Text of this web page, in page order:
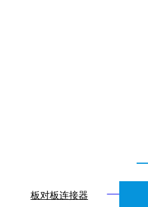
板对板连接器
港湾创业大厦11B 网 址：